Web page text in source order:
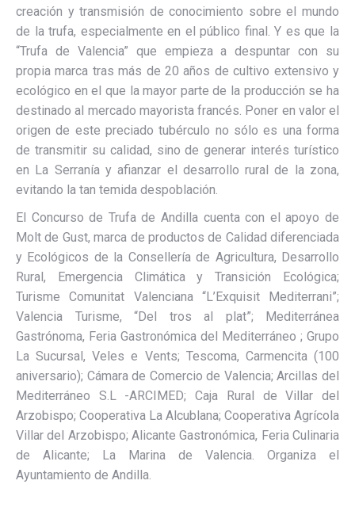
creación y transmisión de conocimiento sobre el mundo
de la trufa, especialmente en el público final. Y es que la
“Trufa de Valencia” que empieza a despuntar con su
propia marca tras más de 20 años de cultivo extensivo y
ecológico en el que la mayor parte de la producción se ha
destinado al mercado mayorista francés. Poner en valor el
origen de este preciado tubérculo no sólo es una forma
de transmitir su calidad, sino de generar interés turístico
en La Serranía y afianzar el desarrollo rural de la zona,
evitando la tan temida despoblación.
El Concurso de Trufa de Andilla cuenta con el apoyo de
Molt de Gust, marca de productos de Calidad diferenciada
y Ecológicos de la Consellería de Agricultura, Desarrollo
Rural, Emergencia Climática y Transición Ecológica;
Turisme Comunitat Valenciana “L’Exquisit Mediterrani”;
Valencia Turisme, “Del tros al plat”; Mediterránea
Gastrónoma, Feria Gastronómica del Mediterráneo ; Grupo
La Sucursal, Veles e Vents; Tescoma, Carmencita (100
aniversario); Cámara de Comercio de Valencia; Arcillas del
Mediterráneo S.L -ARCIMED; Caja Rural de Villar del
Arzobispo; Cooperativa La Alcublana; Cooperativa Agrícola
Villar del Arzobispo; Alicante Gastronómica, Feria Culinaria
de Alicante; La Marina de Valencia. Organiza el
Ayuntamiento de Andilla.